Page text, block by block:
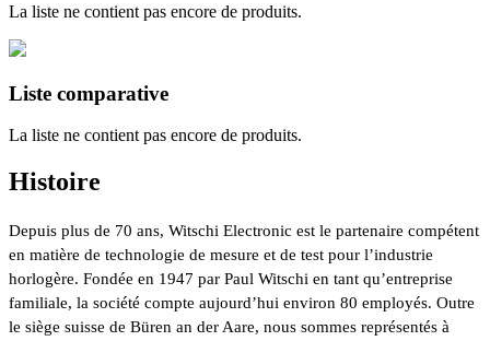
La liste ne contient pas encore de produits.
Liste comparative
La liste ne contient pas encore de produits.
Histoire
Depuis plus de 70 ans, Witschi Electronic est le partenaire compétent
en matière de technologie de mesure et de test pour l’industrie
horlogère. Fondée en 1947 par Paul Witschi en tant qu’entreprise
familiale, la société compte aujourd’hui environ 80 employés. Outre
le siège suisse de Büren an der Aare, nous sommes représentés à